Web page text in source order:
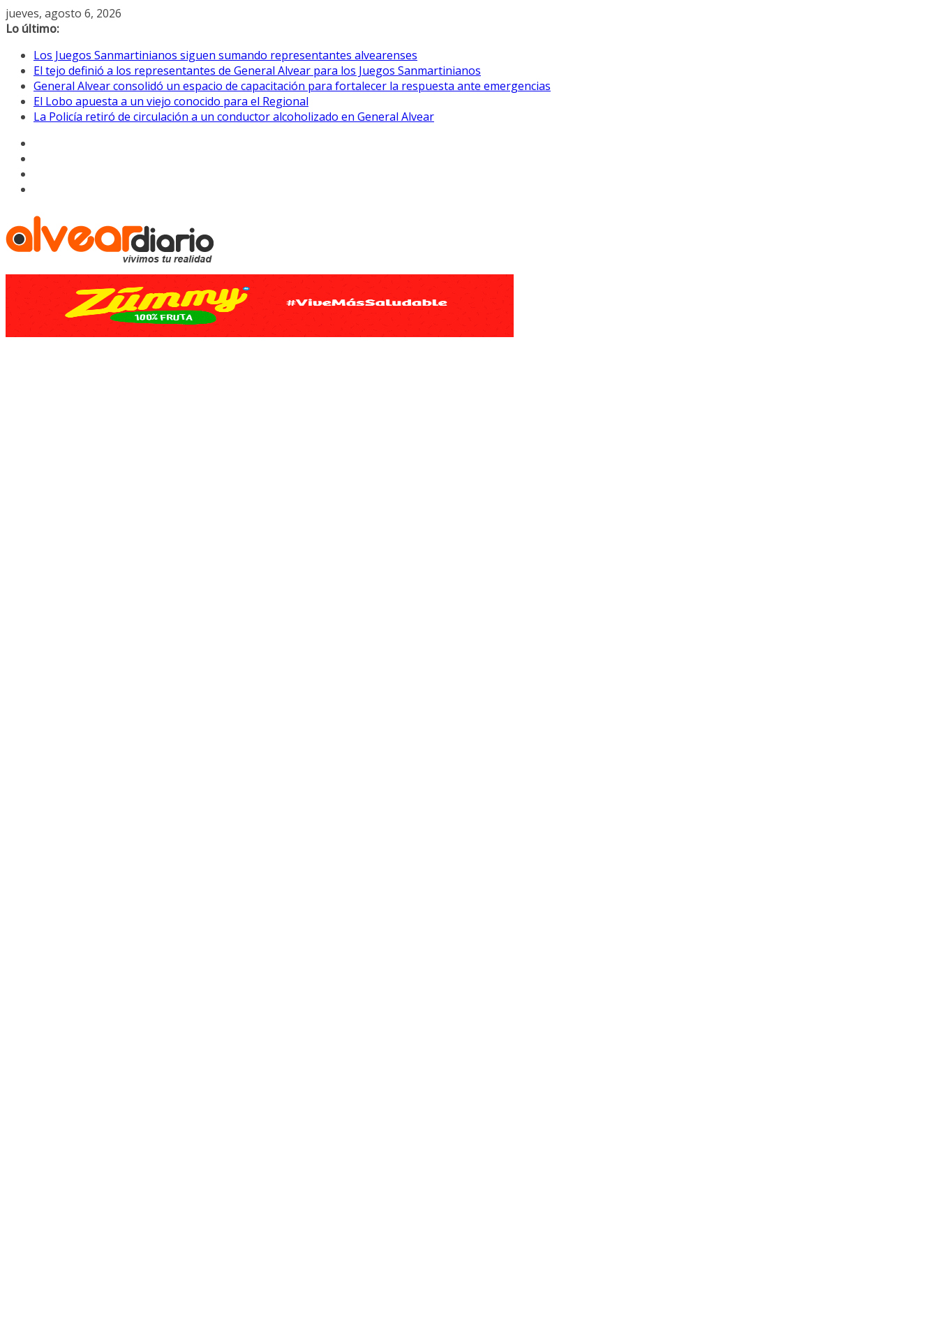
Saltar
al
jueves, agosto 6, 2026
Lo último:
Los Juegos Sanmartinianos siguen sumando representantes alvearenses
El tejo definió a los representantes de General Alvear para los Juegos Sanmartinianos
General Alvear consolidó un espacio de capacitación para fortalecer la respuesta ante emergencias
El Lobo apuesta a un viejo conocido para el Regional
La Policía retiró de circulación a un conductor alcoholizado en General Alvear